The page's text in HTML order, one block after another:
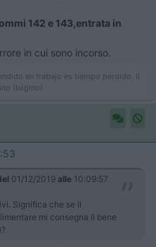
142 e 143,entrata in
in cui sono incorso.
en trabajo es tiempo perdido. Il
(luigino)
01/12/2019 alle 10:09:57
Significa che se il
mi consegna il bene